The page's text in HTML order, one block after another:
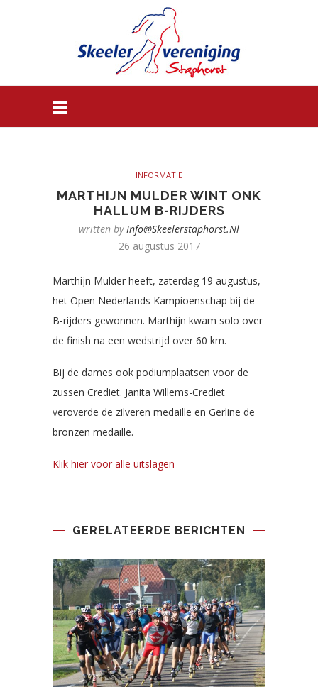
INFORMATIE
MARTHIJN MULDER WINT ONK
HALLUM B-RIJDERS
written byInfo@skeelerstaphorst.nl
26 augustus 2017
Marthijn Mulder heeft, zaterdag 19 augustus,
het Open Nederlands Kampioenschap bij de
B-rijders gewonnen. Marthijn kwam solo over
de finish na een wedstrijd over 60 km.
Bij de dames ook podiumplaatsen voor de
zussen Crediet. Janita Willems-Crediet
veroverde de zilveren medaille en Gerline de
bronzen medaille.
Klik hier voor alle uitslagen
GERELATEERDE BERICHTEN